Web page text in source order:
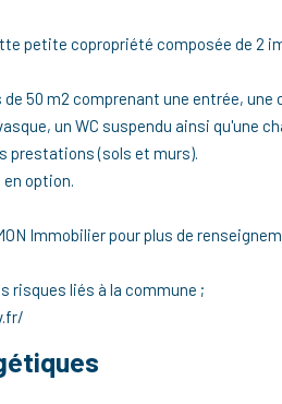
petite copropriété composée de 2
de 50 m2 comprenant une entrée,
un WC suspendu ainsi qu'une
prestations (sols et murs).
option.
Immobilier pour plus de
risques liés à la commune ;